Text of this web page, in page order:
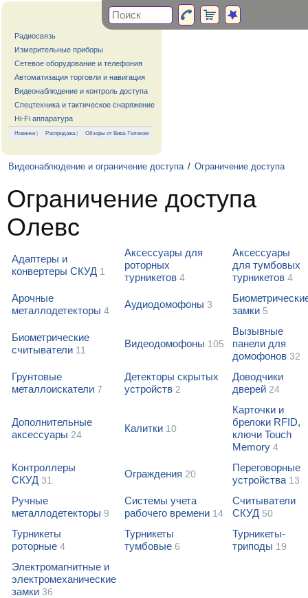
Радиосвязь
Измерительные приборы
Сетевое оборудование и телефония
Автоматизация торговли и навигация
Видеонаблюдение и контроль доступа
Спецтехника и тактическое снаряжение
Hi-Fi аппаратура
Новинки | Распродажа| Обзоры от Вива-Телеком
Видеонаблюдение и ограничение доступа / Ограничение доступа
Ограничение доступа
Олевс
Адаптеры и
конвертеры СКУД 1
Аксессуары для
роторных
турникетов 4
Аксессуары
для тумбовых
турникетов 4
Арочные
металлодетекторы 4
Аудиодомофоны 3
замки 5
Биометрические
считыватели 11
Видеодомофоны 105
Вызывные
панели для
домофонов 32
Грунтовые
металлоискатели 7
Детекторы скрытых
устройств 2
Доводчики
дверей 24
Дополнительные
аксессуары 24
Калитки 10
Карточки и
брелоки RFID,
ключи Touch
Memory 4
Контроллеры
СКУД 31
Ограждения 20
Переговорные
устройства 13
Ручные
металлодетекторы 9
Системы учета
рабочего времени 14
Считыватели
СКУД 50
Турникеты
роторные 4
Турникеты
тумбовые 6
Турникеты-
триподы 19
Электромагнитные и
электромеханические
замки 36